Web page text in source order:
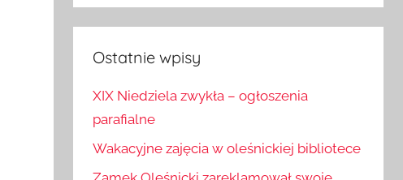
Szukaj
Ostatnie wpisy
XIX Niedziela zwykła – ogłoszenia
parafialne
Wakacyjne zajęcia w oleśnickiej bibliotece